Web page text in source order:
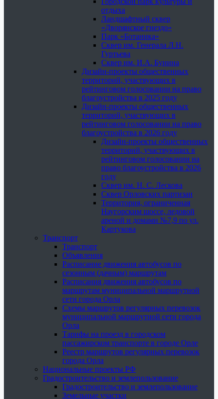
отдыха
Ландшафтный сквер
«Дворянское гнездо»
Парк «Ботаника»
Сквер им. Генерала Л.Н.
Гуртьева
Сквер им. И.А. Бунина
Дизайн-проекты общественных
территорий, участвующих в
рейтинговом голосовании на право
благоустройства в 2025 году
Дизайн-проекты общественных
территорий, участвующих в
рейтинговом голосовании на право
благоустройства в 2026 году
Дизайн-проекты общественных
территорий, участвующих в
рейтинговом голосовании на
право благоустройства в 2026
году
Сквер им. Н. С. Лескова
Сквер Орловских партизан
Территория, ограниченная
Наугорским шоссе, ледовой
ареной и домами №7,9 по ул.
Картукова
Транспорт
Транспорт
Объявления
Расписание движения автобусов по
сезонным (дачным) маршрутам
Расписания движения автобусов по
маршрутам муниципальной маршрутной
сети города Орла
Схемы маршрутов регулярных перевозок
муниципальной маршрутной сети города
Орла
Тарифы на проезд в городском
пассажирском транспорте в городе Орле
Реестр маршрутов регулярных перевозок
города Орла
Национальные проекты РФ
Градостроительство и землепользование
Градостроительство и землепользование
Земельные участки